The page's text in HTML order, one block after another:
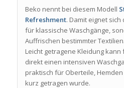
Beko nennt bei diesem Modell
Refreshment. Damit eignet
für klassische Waschgänge,
Auffrischen bestimmter
Leicht getragene Kleidung
direkt einen intensiven
praktisch für Oberteile,
kurz getragen wurde.